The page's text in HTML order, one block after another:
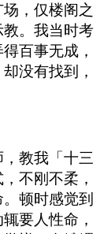
，仅楼阁之
教。我当时考
百事无成，
没有找到，
教我「十三
不刚不柔，
顿时感觉到
要人性命，